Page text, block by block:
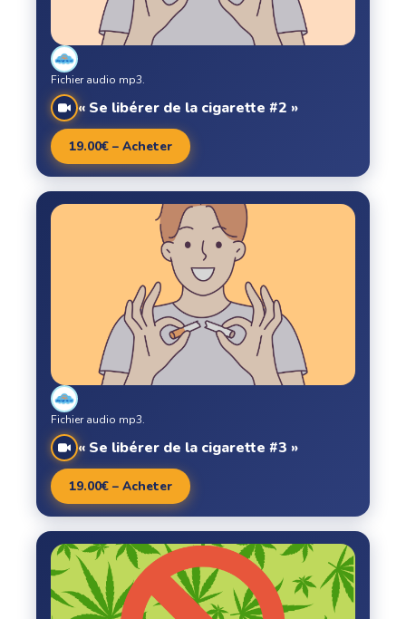
« Se libérer de la cigarette #2 »
Fichier audio mp3.
19.00€ – Acheter
« Se libérer de la cigarette #3 »
Fichier audio mp3.
19.00€ – Acheter